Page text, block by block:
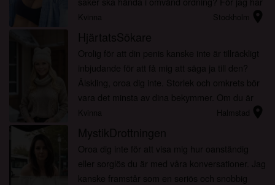
inget annat än en kåt mun samt min behövan...
Stockholm location_on
Kvinna
HjärtatsSökare
Orolig för att din penis kanske inte är tillräckligt
inbjudande för att få mig att säga ja till den?
Älskling, oroa dig inte. Storlek och omkrets bör
vara det minsta av dina bekymmer. Om du är
den typen av man som vet hur man smeker min
krop...
Halmstad location_on
Kvinna
MystikDrottningen
Oroa dig inte för att visa mig hur oanständig
eller sorglös du är med våra konversationer. Jag
kanske framstår som en seriös och snobbig